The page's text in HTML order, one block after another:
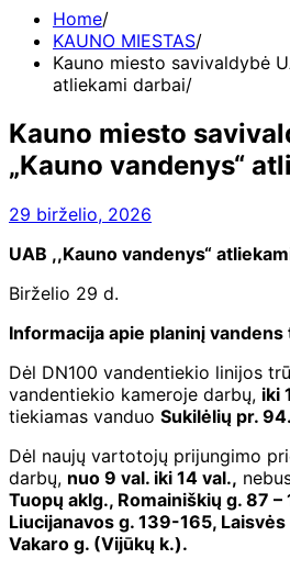
Home
KAUNO MIESTAS
Kauno miesto savivaldybė
atliekami darbai
Kauno miesto
„Kauno vandenys“
29 birželio, 2026
UAB ,,Kauno vandenys“
Birželio 29 d.
Informacija apie planinį
Dėl DN100 vandentiekio linijos
vandentiekio kameroje darbų, iki
tiekiamas vanduo Sukilėlių pr. 94.
Dėl naujų vartotojų prijungimo
darbų, nuo 9 val. iki 14 val.,
Tuopų aklg., Romainiškių g. 87 –
Liucijanavos g. 139-165, Laisvės
Vakaro g. (Vijūkų k.).